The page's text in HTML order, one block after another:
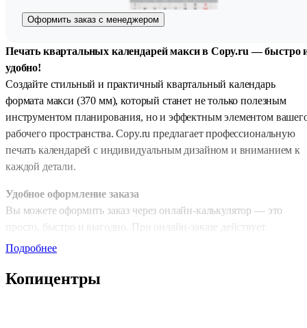
Оформить заказ с менеджером
Печать квартальных календарей макси в Copy.ru — быстро
удобно!
Создайте стильный и практичный квартальный календарь
формата макси (370 мм), который станет не только полезным
инструментом планирования, но и эффектным элементом
рабочего пространства. Copy.ru предлагает профессиональную
печать календарей с индивидуальным дизайном и вниманием к
каждой детали.
Удобное оформление заказа
Вы можете оформить заказ через онлайн-калькулятор — это
просто, быстро и выгодно. При онлайн-заказе действует
дополнительная
Скорость — наш приоритет
Подробнее
Копицентры